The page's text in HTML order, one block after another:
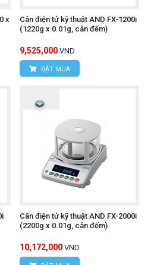
x
Cân điện tử kỹ thuật AND FX-1200i
(1220g x 0.01g, cân đếm)
9,525,000 VND
ĐẶT MUA
Cân điện tử kỹ thuật AND FX-2000i
(2200g x 0.01g, cân đếm)
10,172,000 VND